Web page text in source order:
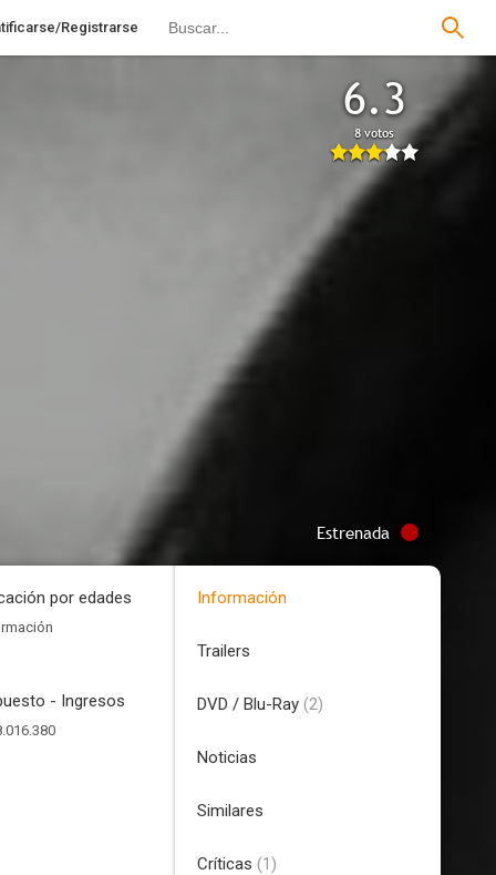
Registrarse
6.3
8 votos
Estrenada
por edades
- Ingresos
Información
Trailers
DVD / Blu-Ray (2)
Noticias
Similares
Críticas (1)